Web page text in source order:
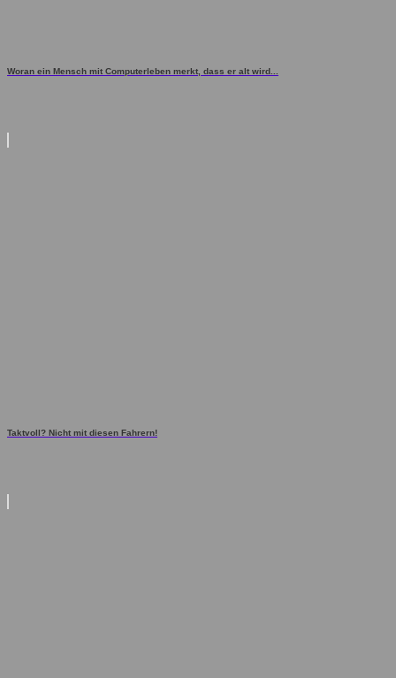
Woran ein Mensch mit Computerleben merkt, dass er alt wird...
Taktvoll? Nicht mit diesen Fahrern!